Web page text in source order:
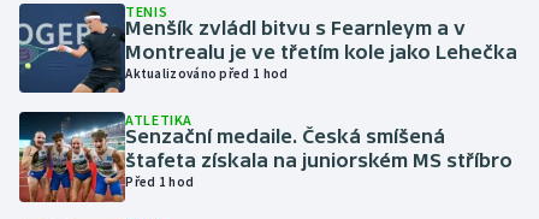
Lezení
Lyže a snowboard
Moderní pětiboj
Motorsport
TENIS
Menšík zvládl bitvu s Fearnleym a v
Montrealu je ve třetím kole jako Lehečka
Aktualizováno před 1 hod
ATLETIKA
Senzační medaile. Česká smíšená
štafeta získala na juniorském MS stříbro
Před 1 hod